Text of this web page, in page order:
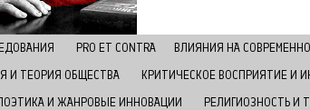
РRO ET CONTRA ВЛИЯНИЯ НА
И ТЕОРИЯ ОБЩЕСТВА КРИТИЧЕСКОЕ ВОСПРИЯТИЕ И
И ЖАНРОВЫЕ ИННОВАЦИИ РЕЛИГИОЗНОСТЬ И